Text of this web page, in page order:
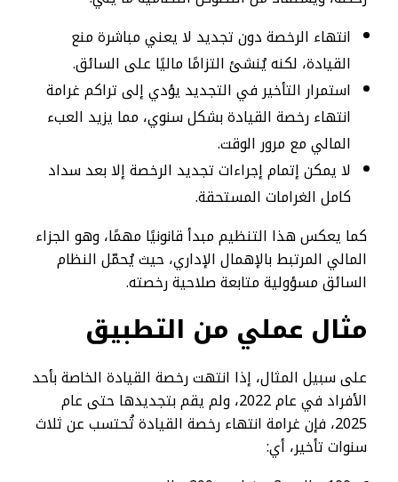
انتهاء الرخصة دون تجديد لا يعني مباشرة منع
القيادة، لكنه يُنشئ التزامًا ماليًا على السائق.
استمرار التأخير في التجديد يؤدي إلى تراكم غرامة
انتهاء رخصة القيادة بشكل سنوي، مما يزيد العبء
المالي مع مرور الوقت.
لا يمكن إتمام إجراءات تجديد الرخصة إلا بعد سداد
كامل الغرامات المستحقة.
كما يعكس هذا التنظيم مبدأ قانونيًا مهمًا، وهو الجزاء
المالي المرتبط بالإهمال الإداري، حيث يُحمّل النظام
السائق مسؤولية متابعة صلاحية رخصته.
مثال عملي من التطبيق
على سبيل المثال، إذا انتهت رخصة القيادة الخاصة بأحد
الأفراد في عام 2022، ولم يقم بتجديدها حتى عام
2025، فإن غرامة انتهاء رخصة القيادة تُحتسب عن ثلاث
سنوات تأخير، أي: